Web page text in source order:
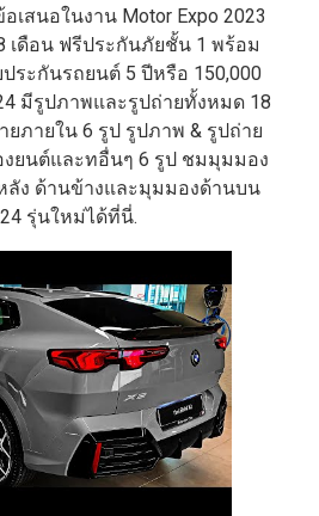
เสนอในงาน Motor Expo 2023
เดือน ฟรีประกันภัยชั้น 1 พร้อม
ระกันรถยนต์ 5 ปีหรือ 150,000
มีรูปภาพและรูปถ่ายทั้งหมด 18
ยภายใน 6 รูป รูปภาพ & รูปถ่าย
งยนต์และทอื่นๆ 6 รูป ชมมุมมอง
ง ด้านข้างและมุมมองด้านบน
รุ่นใหม่ได้ที่นี่.